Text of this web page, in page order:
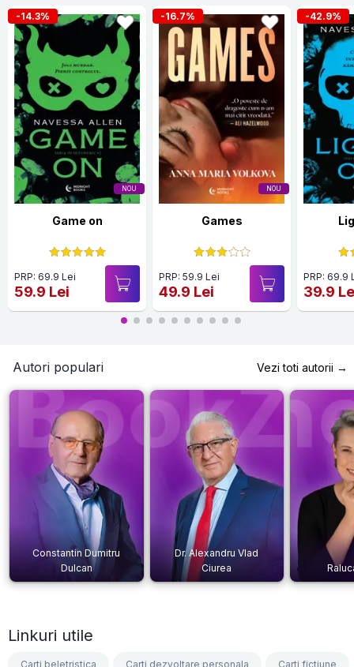
NOU
-14.3%
Game on
PRP: 69.9 Lei
59.9 Lei
NOU
-16.7%
Games
PRP: 59.9 Lei
49.9 Lei
-42.9%
PRP: 69.9
39.9
Autori populari Vezi toti autorii →
Constantin Dumitru
Dulcan
Dr. Alexandru Vlad
Ciurea
Linkuri utile
Carti beletristica Carti dezvoltare personala Carti fictiune